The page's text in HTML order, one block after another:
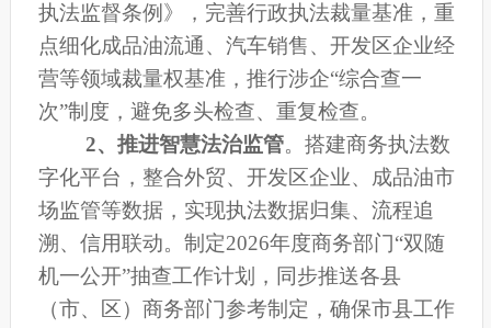
执法监督条例》， 完善行政执法裁量基准，重
点细化成品油流通、汽车销售、开发区企业经
营等领域裁量权基准，推行涉企“综合查一
次”制度， 避免多头检查、重复检查。
2、 推进智慧法治监管。 搭建商务执法数
字化平台，整合外贸、开发区企业、成品油市
场监管等数据，实现执法数据归集、流程追
溯、信用联动。制定2026年度商务部门“双随
机一公开”抽查工作计划， 同步推送各县
（市、区）商务部门参考制定，确保市县工作